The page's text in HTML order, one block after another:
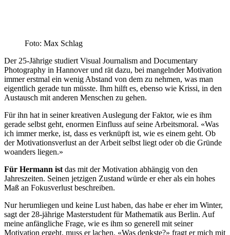
Foto: Max Schlag
Der 25-Jährige studiert Visual Journalism and Documentary
Photography in Hannover und rät dazu, bei mangelnder Motivation
immer erstmal ein wenig Abstand von dem zu nehmen, was man
eigentlich gerade tun müsste. Ihm hilft es, ebenso wie Krissi, in den
Austausch mit anderen Menschen zu gehen.
Für ihn hat in seiner kreativen Auslegung der Faktor, wie es ihm
gerade selbst geht, enormen Einfluss auf seine Arbeitsmoral. «Was
ich immer merke, ist, dass es verknüpft ist, wie es einem geht. Ob
der Motivationsverlust an der Arbeit selbst liegt oder ob die Gründe
woanders liegen.»
Für Hermann ist das mit der Motivation abhängig von den
Jahreszeiten. Seinen jetzigen Zustand würde er eher als ein hohes
Maß an Fokusverlust beschreiben.
Nur herumliegen und keine Lust haben, das habe er eher im Winter,
sagt der 28-jährige Masterstudent für Mathematik aus Berlin. Auf
meine anfängliche Frage, wie es ihm so generell mit seiner
Motivation ergeht, muss er lachen. «Was denkste?» fragt er mich mit